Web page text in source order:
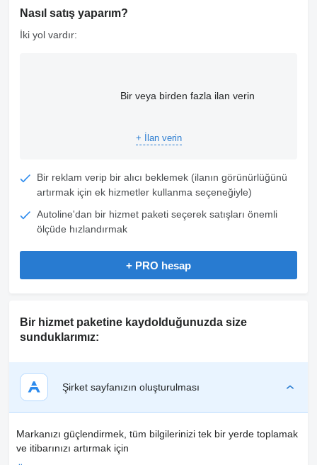
Nasıl satış yaparım?
İki yol vardır:
Bir veya birden fazla ilan verin
+ İlan verin
Bir reklam verip bir alıcı beklemek (ilanın görünürlüğünü
artırmak için ek hizmetler kullanma seçeneğiyle)
Autoline'dan bir hizmet paketi seçerek satışları önemli
ölçüde hızlandırmak
+ PRO hesap
Bir hizmet paketine kaydolduğunuzda size
sunduklarımız:
Şirket sayfanızın oluşturulması
Markanızı güçlendirmek, tüm bilgilerinizi tek bir yerde toplamak
ve itibarınızı artırmak için